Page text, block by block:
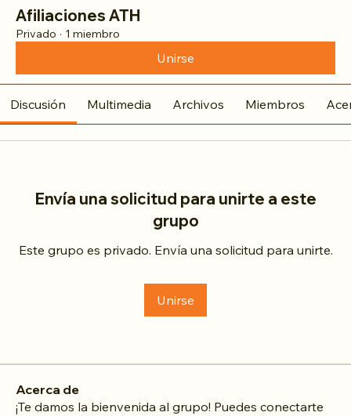
Afiliaciones ATH
Privado · 1 miembro
Unirse
Discusión Multimedia Archivos Miembros
Envía una solicitud para unirte a este
grupo
Este grupo es privado. Envía una solicitud para unirte.
Unirse
Acerca de
¡Te damos la bienvenida al grupo! Puedes conectarte